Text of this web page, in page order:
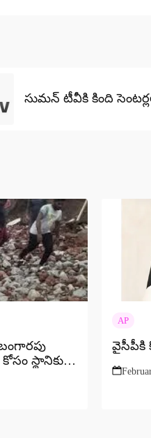
సుమన్ టీవీకి కింది
స్థానికుల
AP
వైసీపీకి